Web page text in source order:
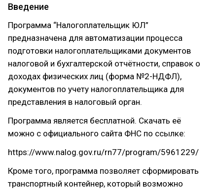
Введение
Программа “Налогоплательщик ЮЛ”
предназначена для автоматизации процесса
подготовки налогоплательщиками документов
налоговой и бухгалтерской отчётности, справок о
доходах физических лиц (форма №2-НДФЛ),
документов по учету налогоплательщика для
представления в налоговый орган.
Программа является бесплатной. Скачать её
можно с официального сайта ФНС по ссылке:
https://www.nalog.gov.ru/rn77/program/5961229/
Кроме того, программа позволяет сформировать
транспортный контейнер, который возможно